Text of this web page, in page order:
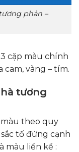
phản –
cặp màu chính
cam, vàng – tím.
tương
màu theo quy
tố đứng cạnh
màu liền kề :